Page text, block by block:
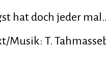
hat doch jeder
Musik: T.